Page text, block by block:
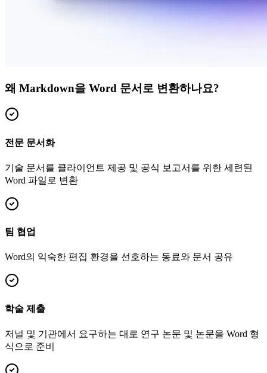
왜 Markdown을 Word 문서로 변환하나요?
전문 문서화
기술 문서를 클라이언트 제공 및 공식 보고서를 위한 세련된
Word 파일로 변환
팀 협업
Word의 익숙한 편집 환경을 선호하는 동료와 문서 공유
학술 제출
저널 및 기관에서 요구하는 대로 연구 논문 및 논문을 Word 형
식으로 준비